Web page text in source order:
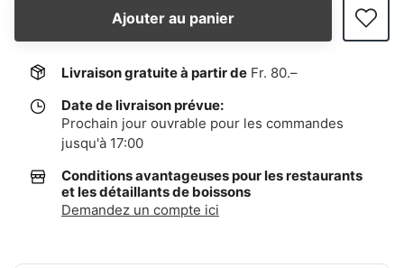
Ajouter au panier
Livraison gratuite à partir de Fr. 80.–
Date de livraison prévue:
Prochain jour ouvrable pour les commandes
jusqu'à 17:00
Conditions avantageuses pour les restaurants
et les détaillants de boissons
Demandez un compte ici